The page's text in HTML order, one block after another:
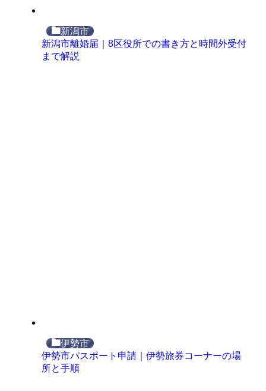
新潟市
新潟市離婚届｜8区役所での書き方と時間外受付
まで解説
伊勢市
伊勢市パスポート申請｜伊勢旅券コーナーの場
所と手順